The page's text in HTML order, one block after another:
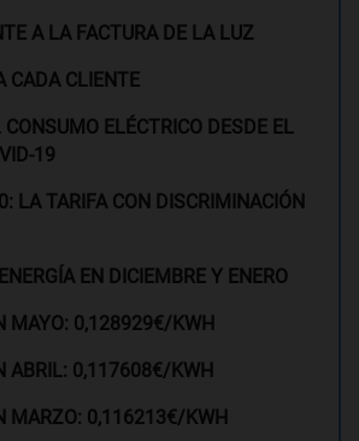
A LA FACTURA DE LA LUZ
CADA CLIENTE
CONSUMO ELÉCTRICO DESDE EL
19
LA TARIFA CON DISCRIMINACIÓN
EN DICIEMBRE Y ENERO
MAYO: 0,128929€/KWH
ABRIL: 0,117608€/KWH
MARZO: 0,116213€/KWH